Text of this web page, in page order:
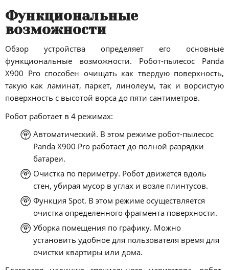
Функциональные
возможности
Обзор устройства определяет его основные
функциональные возможности. Робот-пылесос Panda
X900 Pro способен очищать как твердую поверхность,
такую как ламинат, паркет, линолеум, так и ворсистую
поверхность с высотой ворса до пяти сантиметров.
Робот работает в 4 режимах:
Автоматический. В этом режиме робот-пылесос
Panda X900 Pro работает до полной разрядки
батареи.
Очистка по периметру. Робот движется вдоль
стен, убирая мусор в углах и возле плинтусов.
Функция Spot. В этом режиме осуществляется
очистка определенного фрагмента поверхности.
Уборка помещения по графику. Можно
установить удобное для пользователя время для
очистки квартиры или дома.